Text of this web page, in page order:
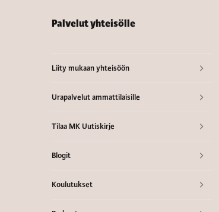
Palvelut yhteisölle
Liity mukaan yhteisöön
Urapalvelut ammattilaisille
Tilaa MK Uutiskirje
Blogit
Koulutukset